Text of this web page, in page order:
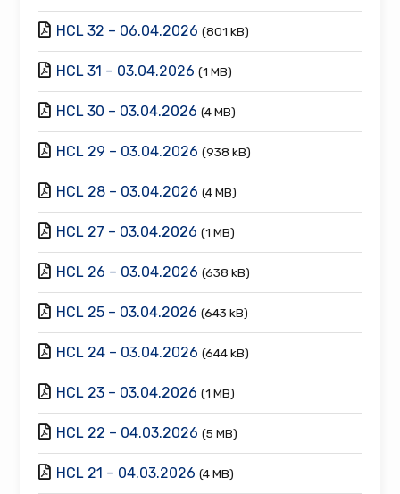
HCL 32 – 06.04.2026 (801 kB)
HCL 31 – 03.04.2026 (1 MB)
HCL 30 – 03.04.2026 (4 MB)
HCL 29 – 03.04.2026 (938 kB)
HCL 28 – 03.04.2026 (4 MB)
HCL 27 – 03.04.2026 (1 MB)
HCL 26 – 03.04.2026 (638 kB)
HCL 25 – 03.04.2026 (643 kB)
HCL 24 – 03.04.2026 (644 kB)
HCL 23 – 03.04.2026 (1 MB)
HCL 22 – 04.03.2026 (5 MB)
HCL 21 – 04.03.2026 (4 MB)